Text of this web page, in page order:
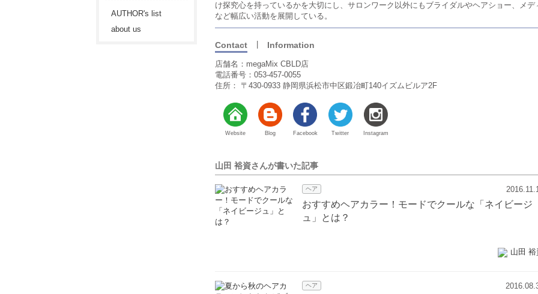
AUTHOR's list
about us
け探究心を持っているかを大切にし、サロンワーク以外にもブライダルやヘアショー、メデ
など幅広い活動を展開している。
Contact Information
店舗名：megaMix CBLD店
電話番号：053-457-0055
住所： 〒430-0933 静岡県浜松市中区鍛冶町140イズムビルア2F
Website Blog Facebook Twitter Instagram
山田 裕資さんが書いた記事
ヘア
おすすめヘアカラー！モードでクールな「ネイビージ
ュ」とは？
山田 裕
ヘア